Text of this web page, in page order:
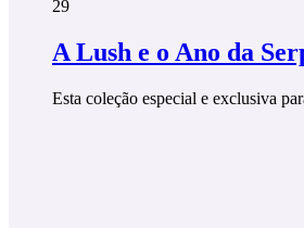
29
A Lush e o Ano da
Esta coleção especial e exclusiva